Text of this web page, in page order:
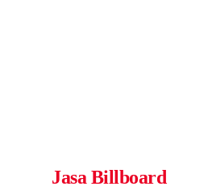
Jasa Billboard